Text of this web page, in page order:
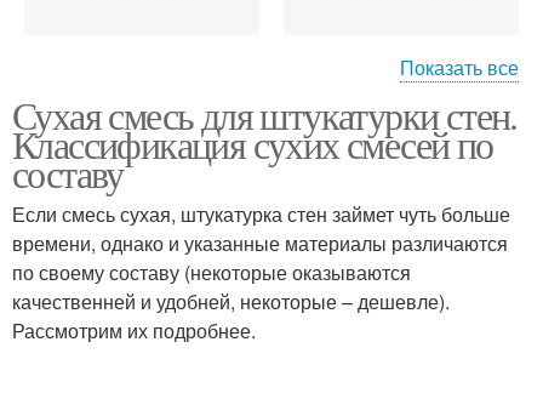
Штукатурные смеси Готовые смеси
Смеси для шпаклевки
Показать все
Сухая смесь для штукатурки стен.
Классификация сухих смесей по
составу
Если смесь сухая, штукатурка стен займет чуть больше
времени, однако и указанные материалы различаются
по своему составу (некоторые оказываются
качественней и удобней, некоторые – дешевле).
Рассмотрим их подробнее.